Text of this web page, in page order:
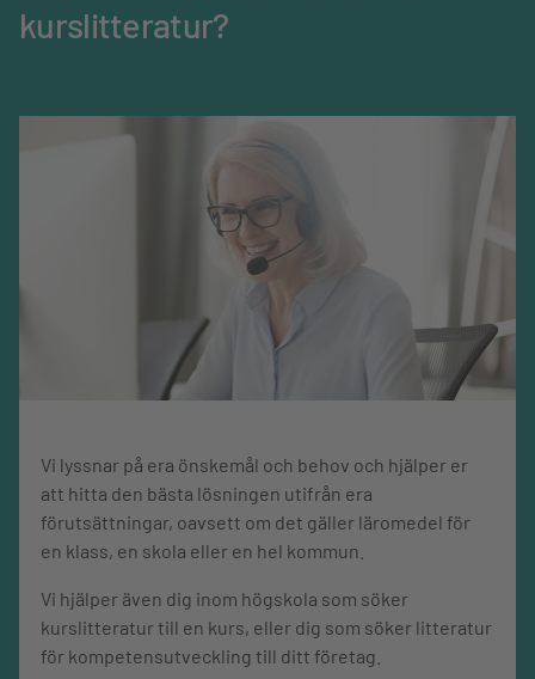
Språk Svenska
12
kurslitteratur?
Vi lyssnar på era önskemål och behov och hjälper er
att hitta den bästa lösningen utifrån era
förutsättningar, oavsett om det gäller läromedel för
en klass, en skola eller en hel kommun.
Vi hjälper även dig inom högskola som söker
kurslitteratur till en kurs, eller dig som söker litteratur
för kompetensutveckling till ditt företag.